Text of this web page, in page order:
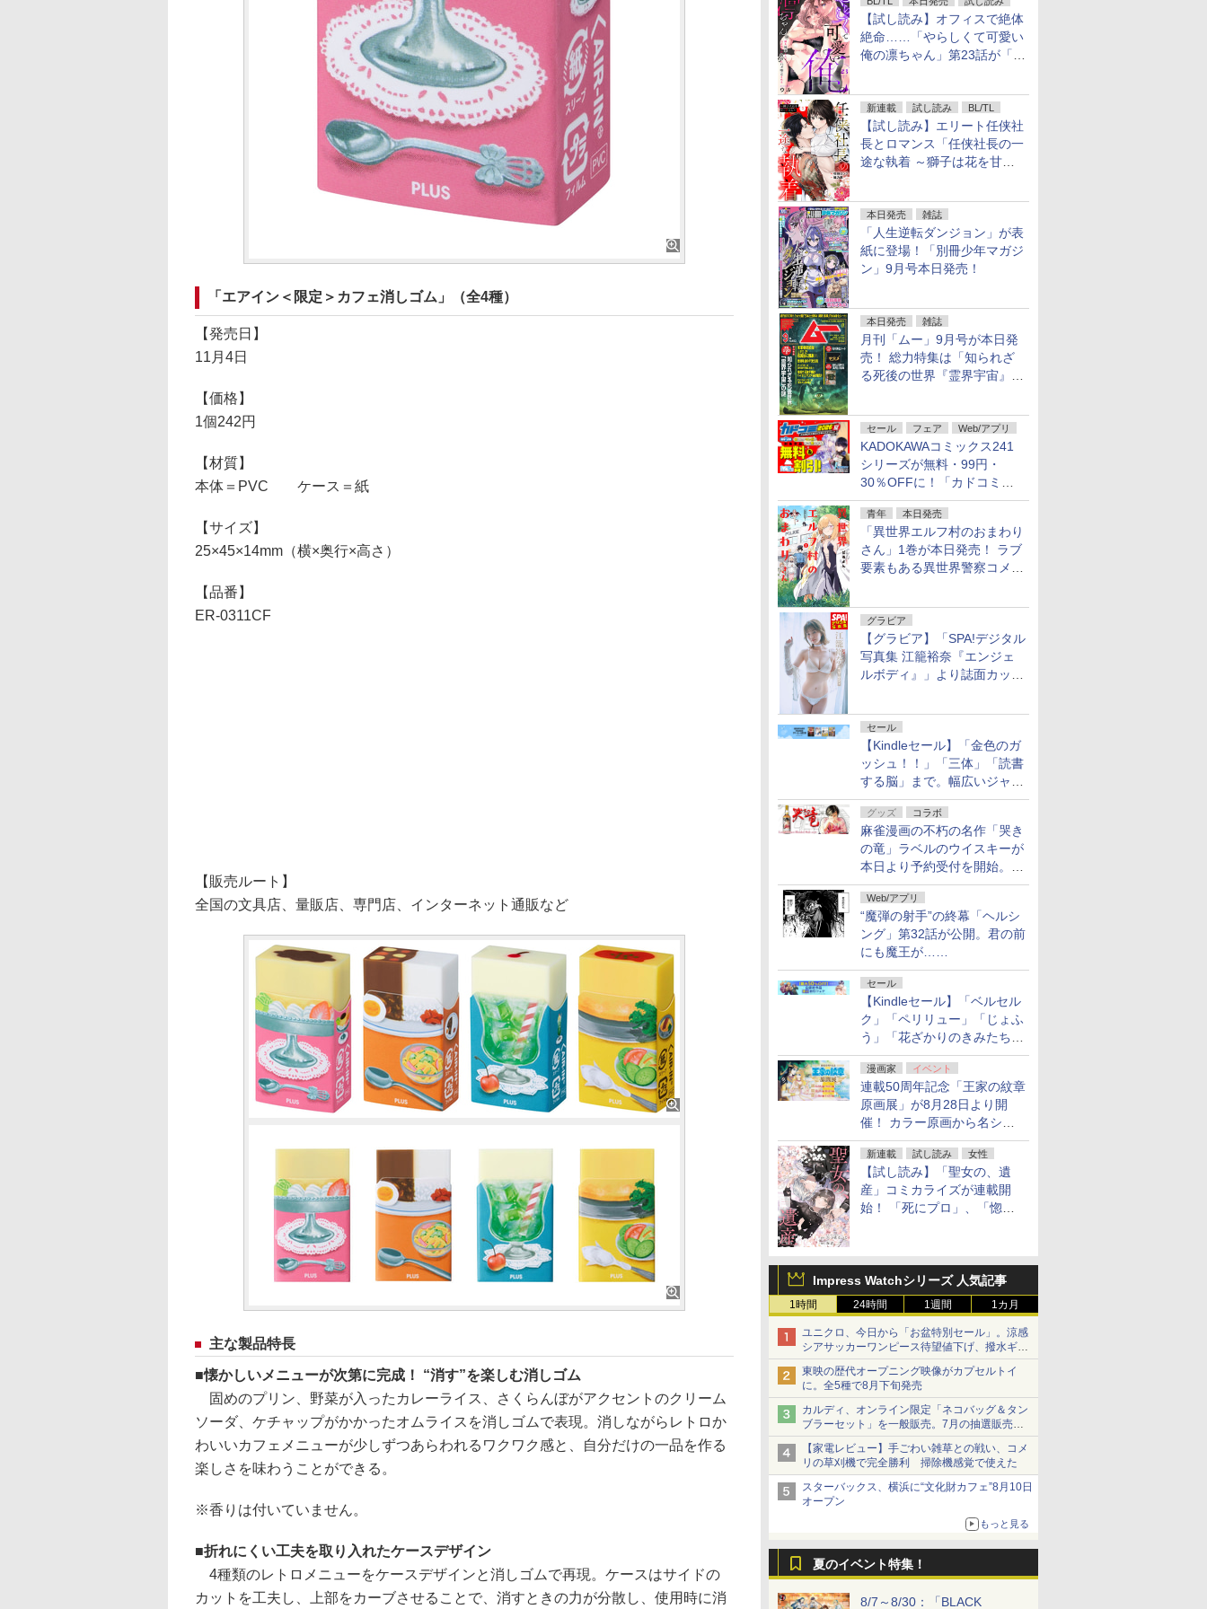
【試し読み】オフィスで絶体
絶命……「やらしくて可愛い
俺の凛ちゃん」第23話が「コ
新連載 試し読み BL/TL
【試し読み】エリート任侠社
長とロマンス「任侠社長の一
途な執着 ～獅子は花を甘く
本日発売 雑誌
「人生逆転ダンジョン」が表
紙に登場！「別冊少年マガジ
ン」9月号本日発売！
本日発売 雑誌
月刊「ムー」9月号が本日発
売！ 総力特集は「知られざ
る死後の世界『霊界宇宙』の
セール フェア Web/アプリ
KADOKAWAコミックス241
シリーズが無料・99円・
30％OFFに！「カドコミフ
ェア 2026」第2弾が開催中！
青年 本日発売
「異世界エルフ村のおまわり
さん」1巻が本日発売！ ラブ
要素もある異世界警察コメデ
グラビア
【グラビア】「SPA!デジタル
写真集 江籠裕奈『エンジェ
ルボディ』」より誌面カット
セール
【Kindleセール】「金色のガ
ッシュ！！」「三体」「読書
する脳」まで。幅広いジャン
ルの電子書籍が最大65％オ
フ！「Kindle本サマーセー
ル」第2弾が開催中！
グッズ コラボ
麻雀漫画の不朽の名作「哭き
の竜」ラベルのウイスキーが
本日より予約受付を開始。8
月16日まで
Web/アプリ
“魔弾の射手”の終幕「ヘルシ
ング」第32話が公開。君の前
にも魔王が……
セール
【Kindleセール】「ベルセル
ク」「ペリリュー」「じょふ
う」「花ざかりのきみたち
へ」などが最大50％オフ！
「白泉社 夏の大割引セー
ル」が開催中！
漫画家 イベント
連載50周年記念「王家の紋章
原画展」が8月28日より開
催！ カラー原画から名シー
ンの原稿まで
新連載 試し読み 女性
【試し読み】「聖女の、遺
産」コミカライズが連載開
始！ 「死にプロ」、「惚れ
Impress Watchシリーズ 人気記事
1時間 24時間 1週間 1カ月
ユニクロ、今日から「お盆特別セール」。涼感
シアサッカーワンピース待望値下げ、撥水ギア
ショーツは1990円に
東映の歴代オープニング映像がカプセルトイ
に。全5種で8月下旬発売
カルディ、オンライン限定「ネコバッグ＆タン
ブラーセット」を一般販売。7月の抽選販売の
当選無効分
【家電レビュー】手ごわい雑草との戦い、コメ
リの草刈機で完全勝利 掃除機感覚で使えた
スターバックス、横浜に“文化財カフェ”8月10日
オープン
もっと見る
夏のイベント特集！
8/7～8/30：「BLACK
「エアイン＜限定＞カフェ消しゴム」（全4種）
【発売日】
11月4日
【価格】
1個242円
【材質】
本体＝PVC ケース＝紙
【サイズ】
25×45×14mm（横×奥行×高さ）
【品番】
ER-0311CF
【販売ルート】
全国の文具店、量販店、専門店、インターネット通販など
主な製品特長
懐かしいメニューが次第に完成！ “消す”を楽しむ消しゴム
固めのプリン、野菜が入ったカレーライス、さくらんぼがアクセントのクリーム
ソーダ、ケチャップがかかったオムライスを消しゴムで表現。消しながらレトロか
わいいカフェメニューが少しずつあらわれるワクワク感と、自分だけの一品を作る
楽しさを味わうことができる。
※香りは付いていません。
折れにくい工夫を取り入れたケースデザイン
4種類のレトロメニューをケースデザインと消しゴムで再現。ケースはサイドの
カットを工夫し、上部をカーブさせることで、消すときの力が分散し、使用時に消